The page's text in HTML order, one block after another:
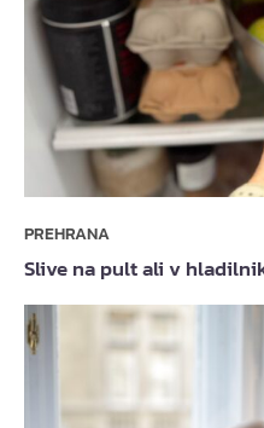
PREHRANA
Slive na pult ali v